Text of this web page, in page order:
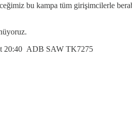
bu kampa tüm girişimcilerle
20:40 ADB SAW TK7275